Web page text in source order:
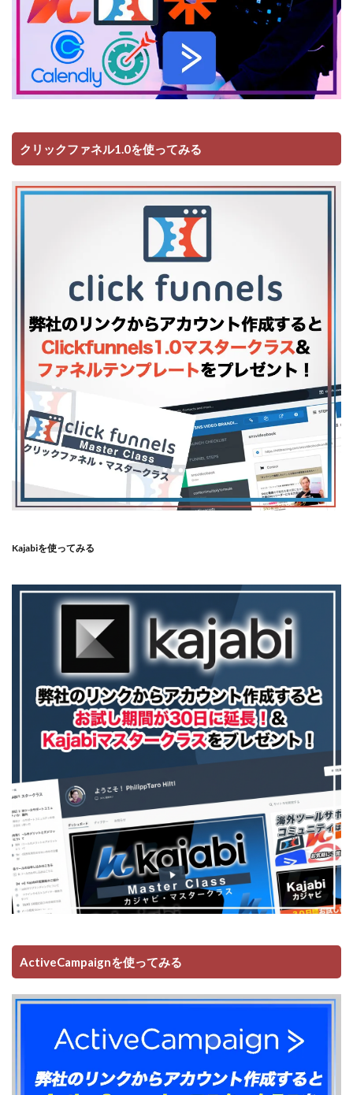
クリックファネル1.0を使ってみる
Kajabiを使ってみる
ActiveCampaignを使ってみる